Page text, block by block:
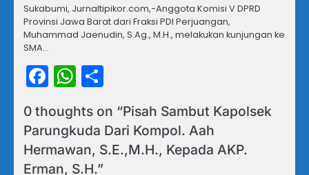
Sukabumi, Jurnaltipikor.com,-Anggota Komisi V DPRD
Provinsi Jawa Barat dari Fraksi PDI Perjuangan,
Muhammad Jaenudin, S.Ag., M.H., melakukan kunjungan ke
SMA…
Facebook
WhatsApp
0 thoughts on “Pisah Sambut Kapolsek
Parungkuda Dari Kompol. Aah
Hermawan, S.E.,M.H., Kepada AKP.
Erman, S.H.”